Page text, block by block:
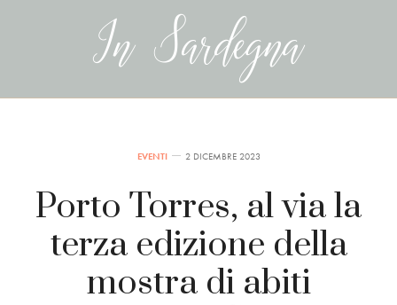
EVENTI 2 DICEMBRE 2023
Porto Torres, al via la
terza edizione della
mostra di abiti